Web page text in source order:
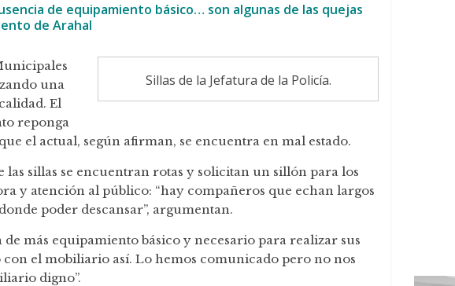
de equipamiento básico… son algunas de las quejas
de Arahal
Sillas de la Jefatura de la Policía.
una
El
reponga
el actual, según afirman, se encuentra en mal estado.
las sillas se encuentran rotas y solicitan un sillón para los
y atención al público: “hay compañeros que echan largos
poder descansar”, argumentan.
más equipamiento básico y necesario para realizar sus
el mobiliario así. Lo hemos comunicado pero no nos
digno”.